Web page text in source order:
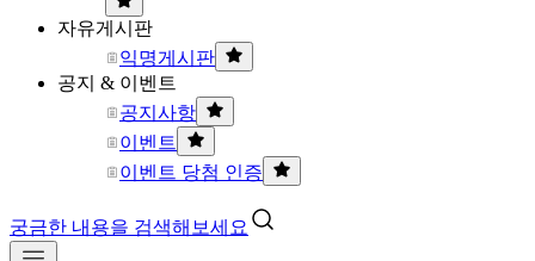
자유게시판
익명게시판
공지 & 이벤트
공지사항
이벤트
이벤트 당첨 인증
궁금한 내용을 검색해보세요